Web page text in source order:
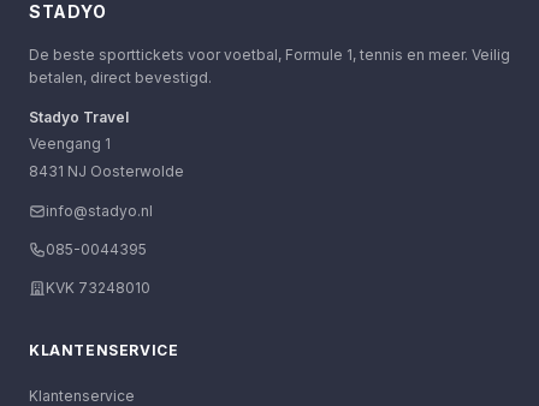
STADYO
De beste sporttickets voor voetbal, Formule 1, tennis en meer. Veilig
betalen, direct bevestigd.
Stadyo Travel
Veengang 1
8431 NJ Oosterwolde
info@stadyo.nl
085-0044395
KVK 73248010
KLANTENSERVICE
Klantenservice